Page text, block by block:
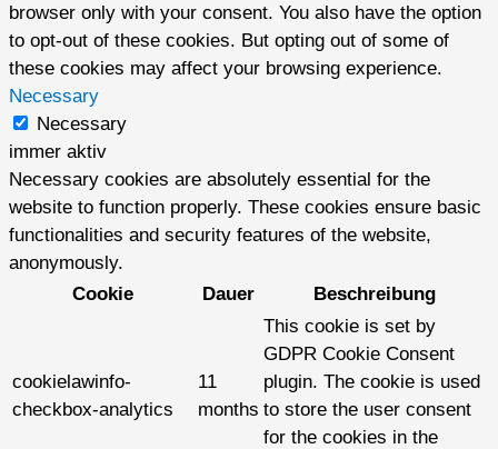
browser only with your consent. You also have the option
to opt-out of these cookies. But opting out of some of
these cookies may affect your browsing experience.
Necessary
Necessary
immer aktiv
Necessary cookies are absolutely essential for the
website to function properly. These cookies ensure basic
functionalities and security features of the website,
anonymously.
Cookie
Dauer Beschreibung
cookielawinfo-
checkbox-analytics
11
months
This cookie is set by
GDPR Cookie Consent
plugin. The cookie is used
to store the user consent
for the cookies in the